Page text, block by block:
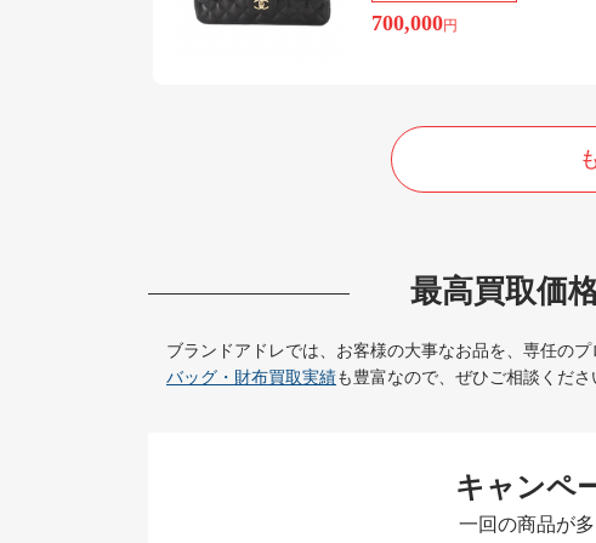
700,000円
最高買取価
ブランドアドレでは、お客様の大事なお品を、専任の
バッグ・財布買取実績も豊富なので、ぜひご相談くださ
キャンペ
一回の商品が